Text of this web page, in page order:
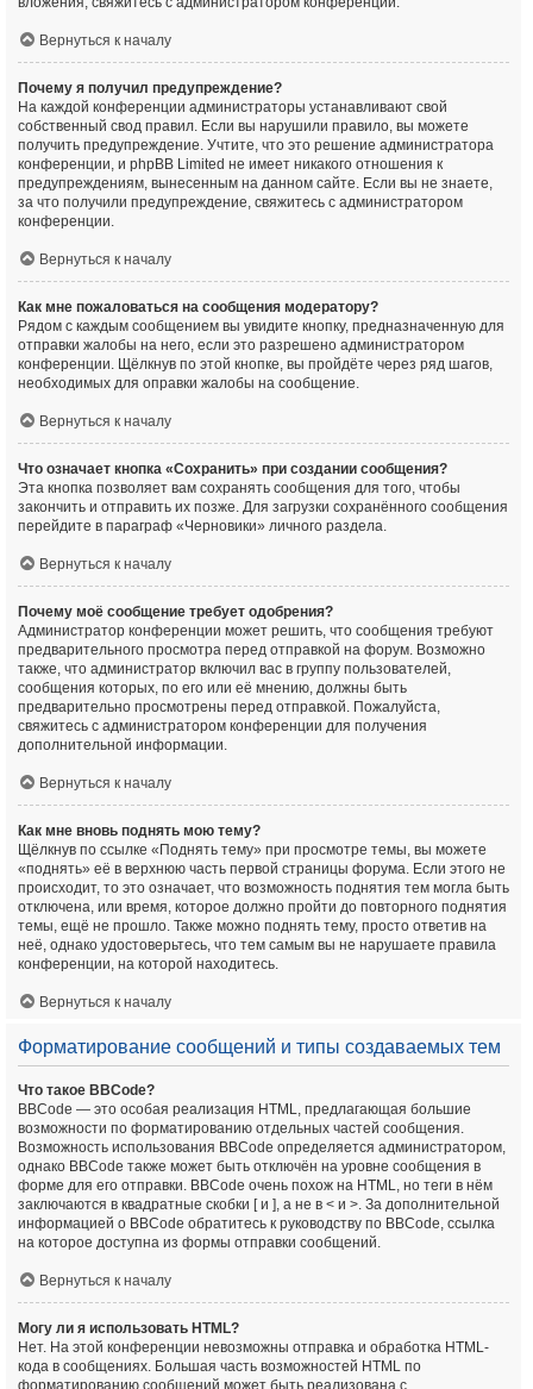
Вернуться к началу
Почему я получил предупреждение?
На каждой конференции администраторы устанавливают свой
собственный свод правил. Если вы нарушили правило, вы можете
получить предупреждение. Учтите, что это решение администратора
конференции, и phpBB Limited не имеет никакого отношения к
предупреждениям, вынесенным на данном сайте. Если вы не знаете,
за что получили предупреждение, свяжитесь с администратором
конференции.
Вернуться к началу
Как мне пожаловаться на сообщения модератору?
Рядом с каждым сообщением вы увидите кнопку, предназначенную для
отправки жалобы на него, если это разрешено администратором
конференции. Щёлкнув по этой кнопке, вы пройдёте через ряд шагов,
необходимых для оправки жалобы на сообщение.
Вернуться к началу
Что означает кнопка «Сохранить» при создании сообщения?
Эта кнопка позволяет вам сохранять сообщения для того, чтобы
закончить и отправить их позже. Для загрузки сохранённого сообщения
перейдите в параграф «Черновики» личного раздела.
Вернуться к началу
Почему моё сообщение требует одобрения?
Администратор конференции может решить, что сообщения требуют
предварительного просмотра перед отправкой на форум. Возможно
также, что администратор включил вас в группу пользователей,
сообщения которых, по его или её мнению, должны быть
предварительно просмотрены перед отправкой. Пожалуйста,
свяжитесь с администратором конференции для получения
дополнительной информации.
Вернуться к началу
Как мне вновь поднять мою тему?
Щёлкнув по ссылке «Поднять тему» при просмотре темы, вы можете
«поднять» её в верхнюю часть первой страницы форума. Если этого не
происходит, то это означает, что возможность поднятия тем могла быть
отключена, или время, которое должно пройти до повторного поднятия
темы, ещё не прошло. Также можно поднять тему, просто ответив на
неё, однако удостоверьтесь, что тем самым вы не нарушаете правила
конференции, на которой находитесь.
Вернуться к началу
Форматирование сообщений и типы создаваемых тем
Что такое BBCode?
BBCode — это особая реализация HTML, предлагающая большие
возможности по форматированию отдельных частей сообщения.
Возможность использования BBCode определяется администратором,
однако BBCode также может быть отключён на уровне сообщения в
форме для его отправки. BBCode очень похож на HTML, но теги в нём
заключаются в квадратные скобки [ и ], а не в < и >. За дополнительной
информацией о BBCode обратитесь к руководству по BBCode, ссылка
на которое доступна из формы отправки сообщений.
Вернуться к началу
Могу ли я использовать HTML?
Нет. На этой конференции невозможны отправка и обработка HTML-
кода в сообщениях. Большая часть возможностей HTML по
форматированию сообщений может быть реализована с